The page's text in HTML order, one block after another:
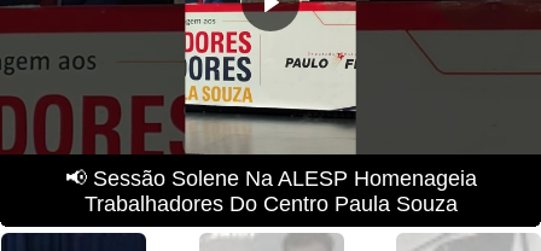
📢 Sessão Solene Na ALESP Homenageia
Trabalhadores Do Centro Paula Souza